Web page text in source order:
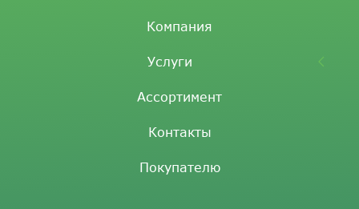
Компания
Услуги
Ассортимент
Контакты
Покупателю